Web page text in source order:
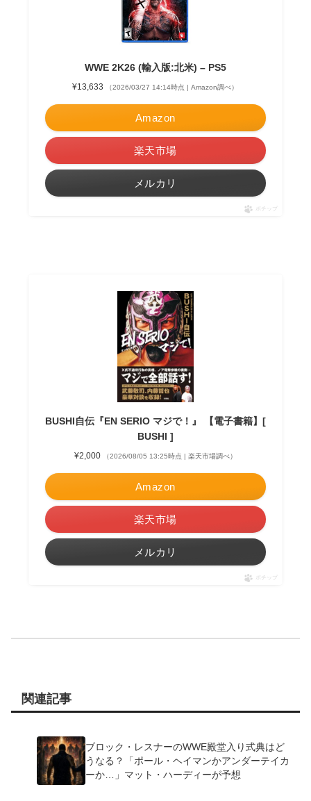
WWE 2K26 (輸入版:北米) – PS5
¥13,633 （2026/03/27 14:14時点 | Amazon調べ）
Amazon
楽天市場
メルカリ
ポチップ
BUSHI自伝『EN SERIO マジで！』 【電子書籍】[
BUSHI ]
¥2,000 （2026/08/05 13:25時点 | 楽天市場調べ）
Amazon
楽天市場
メルカリ
ポチップ
関連記事
ブロック・レスナーのWWE殿堂入り式典はど
うなる？「ポール・ヘイマンかアンダーテイカ
ーか…」マット・ハーディーが予想